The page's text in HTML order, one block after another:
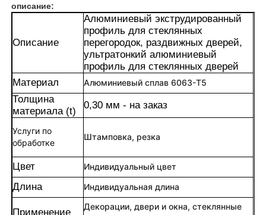
Дом
О нас
описание:
Описание
Алюминиевый экструдированный
профиль для стеклянных
перегородок, раздвижных дверей,
ультратонкий алюминиевый
профиль для стеклянных дверей
Материал
Алюминиевый сплав 6063-T5
Толщина
материала (t)
0,30 мм - на заказ
Услуги по
обработке
Штамповка, резка
Цвет Индивидуальный цвет
Длина Индивидуальная длина
Применение
Декорации, двери и окна, стеклянные